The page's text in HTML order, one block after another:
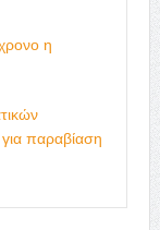
η
παραβίαση